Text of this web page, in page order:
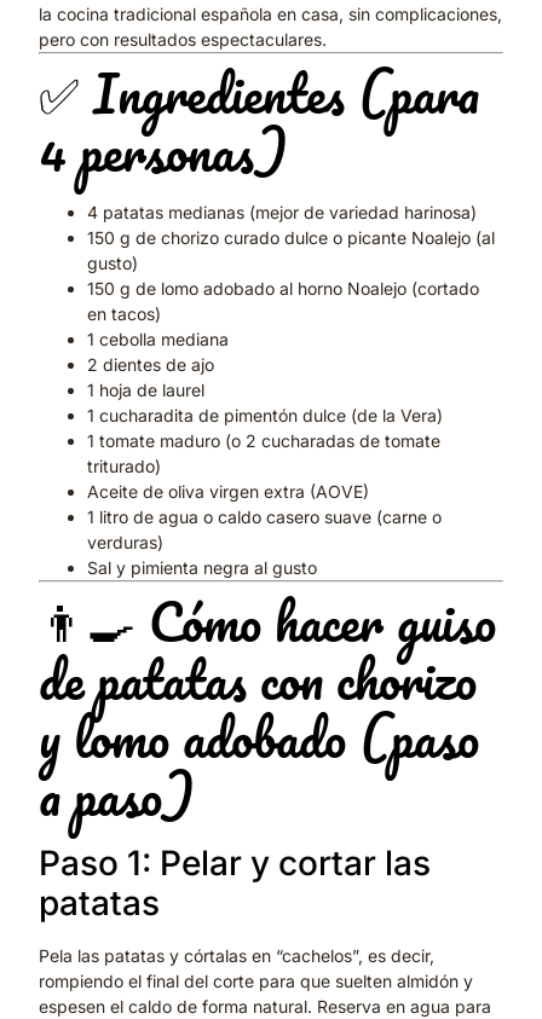
la cocina tradicional española en casa, sin complicaciones,
pero con resultados espectaculares.
✅ Ingredientes (para
4 personas)
4 patatas medianas (mejor de variedad harinosa)
150 g de chorizo curado dulce o picante Noalejo (al
gusto)
150 g de lomo adobado al horno Noalejo (cortado
en tacos)
1 cebolla mediana
2 dientes de ajo
1 hoja de laurel
1 cucharadita de pimentón dulce (de la Vera)
1 tomate maduro (o 2 cucharadas de tomate
triturado)
Aceite de oliva virgen extra (AOVE)
1 litro de agua o caldo casero suave (carne o
verduras)
Sal y pimienta negra al gusto
👨‍🍳 Cómo hacer guiso
de patatas con chorizo
y lomo adobado (paso
a paso)
Paso 1: Pelar y cortar las
patatas
Pela las patatas y córtalas en “cachelos”, es decir,
rompiendo el final del corte para que suelten almidón y
espesen el caldo de forma natural. Reserva en agua para